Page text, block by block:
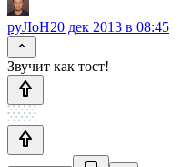
pyJIoH20 дек 2013 в 08:45
Звучит как тост!